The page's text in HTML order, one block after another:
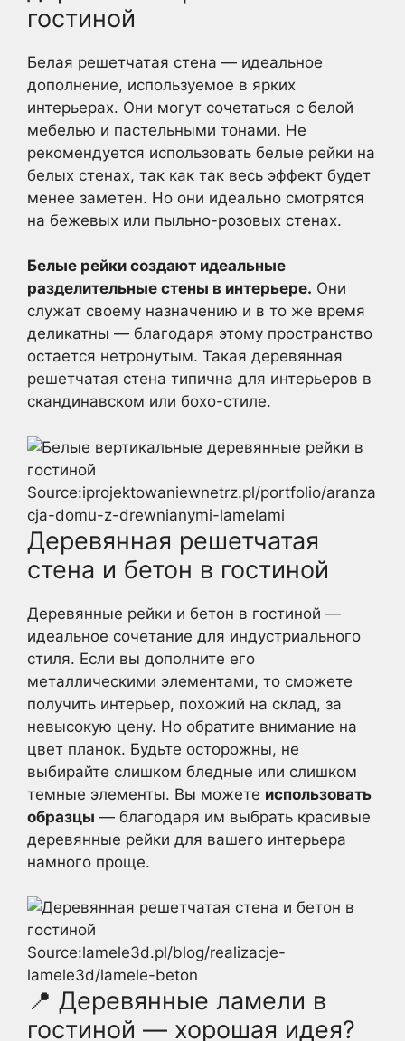
гостиной
Белая решетчатая стена — идеальное
дополнение, используемое в ярких
интерьерах. Они могут сочетаться с белой
мебелью и пастельными тонами. Не
рекомендуется использовать белые рейки на
белых стенах, так как так весь эффект будет
менее заметен. Но они идеально смотрятся
на бежевых или пыльно-розовых стенах.
Белые рейки создают идеальные
разделительные стены в интерьере. Они
служат своему назначению и в то же время
деликатны — благодаря этому пространство
остается нетронутым. Такая деревянная
решетчатая стена типична для интерьеров в
скандинавском или бохо-стиле.
Source:iprojektowaniewnetrz.pl/portfolio/aranza
cja-domu-z-drewnianymi-lamelami
Деревянная решетчатая
стена и бетон в гостиной
Деревянные рейки и бетон в гостиной —
идеальное сочетание для индустриального
стиля. Если вы дополните его
металлическими элементами, то сможете
получить интерьер, похожий на склад, за
невысокую цену. Но обратите внимание на
цвет планок. Будьте осторожны, не
выбирайте слишком бледные или слишком
темные элементы. Вы можете использовать
образцы — благодаря им выбрать красивые
деревянные рейки для вашего интерьера
намного проще.
Source:lamele3d.pl/blog/realizacje-
lamele3d/lamele-beton
📍 Деревянные ламели в
гостиной — хорошая идея?